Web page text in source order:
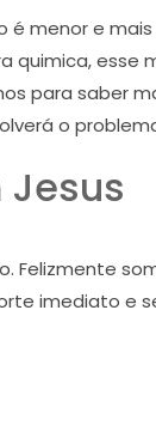
é menor e
quimica, esse
para saber
o
Jesus
Felizmente
imediato e